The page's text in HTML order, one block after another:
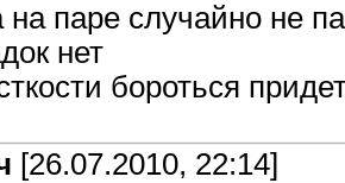
на паре случайно не
нет
бороться
[26.07.2010, 22:14]